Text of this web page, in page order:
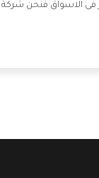
فى الاسواق فنحن شركة
والتى تكون منها خدمة